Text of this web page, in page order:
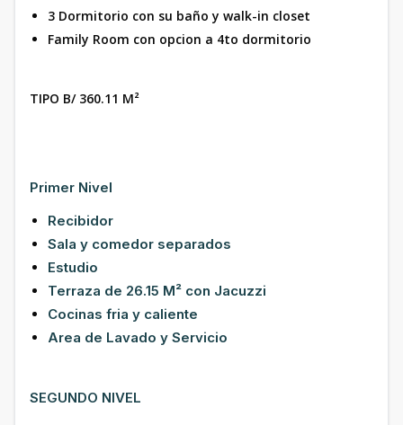
3 Dormitorio con su baño y walk-in closet
Family Room con opcion a 4to dormitorio
TIPO B/ 360.11 M²
Primer Nivel
Recibidor
Sala y comedor separados
Estudio
Terraza de 26.15 M² con Jacuzzi
Cocinas fria y caliente
Area de Lavado y Servicio
SEGUNDO NIVEL